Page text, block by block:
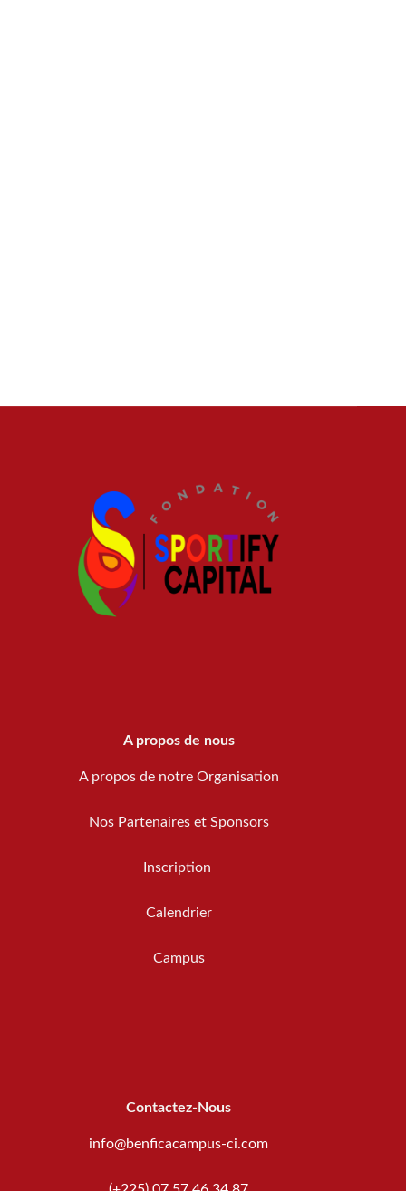
A propos de nous
A propos de notre Organisation
Nos Partenaires et Sponsors
Inscription
Calendrier
Campus
Contactez-Nous
info@benficacampus-ci.com